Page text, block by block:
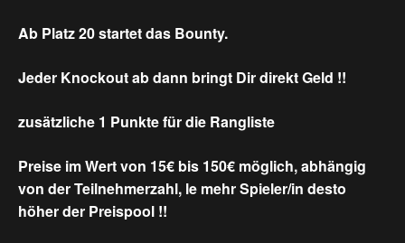
Ab Platz 20 startet das Bounty.
Jeder Knockout ab dann bringt Dir direkt Geld !!
zusätzliche 1 Punkte für die Rangliste
Preise im Wert von 15€ bis 150€ möglich, abhängig
von der Teilnehmerzahl, le mehr Spieler/in desto
höher der Preispool !!